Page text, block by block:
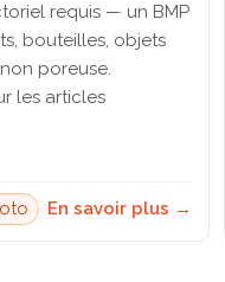
requis — un BMP
bouteilles, objets
poreuse.
les articles
En savoir plus →